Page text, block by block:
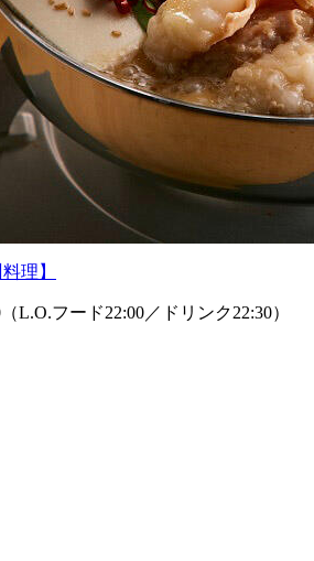
理】
L.O.フード22:00／ドリンク22:30）